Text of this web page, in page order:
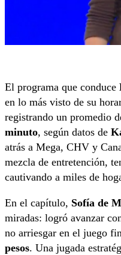
El programa que conduce
en lo más visto de su
registrando un promedio
minuto, según datos de
atrás a Mega, CHV y
mezcla de entretención,
cautivando a miles de
En el capítulo, Sofía de
miradas: logró avanzar
no arriesgar en el juego
pesos. Una jugada